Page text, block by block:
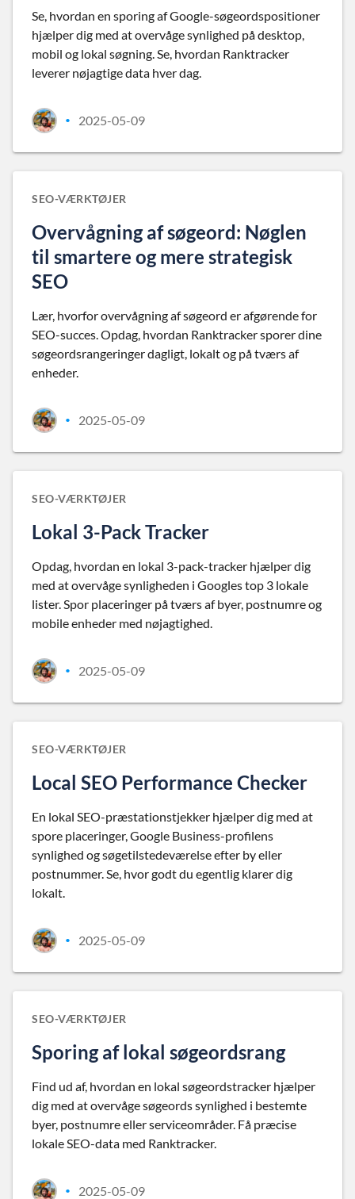
Se, hvordan en sporing af Google-søgeordspositioner
hjælper dig med at overvåge synlighed på desktop,
mobil og lokal søgning. Se, hvordan Ranktracker
leverer nøjagtige data hver dag.
• 2025-05-09
SEO-VÆRKTØJER
Overvågning af søgeord: Nøglen
til smartere og mere strategisk
SEO
Lær, hvorfor overvågning af søgeord er afgørende for
SEO-succes. Opdag, hvordan Ranktracker sporer dine
søgeordsrangeringer dagligt, lokalt og på tværs af
enheder.
• 2025-05-09
SEO-VÆRKTØJER
Lokal 3-Pack Tracker
Opdag, hvordan en lokal 3-pack-tracker hjælper dig
med at overvåge synligheden i Googles top 3 lokale
lister. Spor placeringer på tværs af byer, postnumre og
mobile enheder med nøjagtighed.
• 2025-05-09
SEO-VÆRKTØJER
Local SEO Performance Checker
En lokal SEO-præstationstjekker hjælper dig med at
spore placeringer, Google Business-profilens
synlighed og søgetilstedeværelse efter by eller
postnummer. Se, hvor godt du egentlig klarer dig
lokalt.
• 2025-05-09
SEO-VÆRKTØJER
Sporing af lokal søgeordsrang
Find ud af, hvordan en lokal søgeordstracker hjælper
dig med at overvåge søgeords synlighed i bestemte
byer, postnumre eller serviceområder. Få præcise
lokale SEO-data med Ranktracker.
• 2025-05-09